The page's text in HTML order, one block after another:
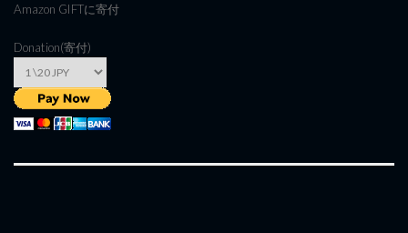
Amazon GIFTに寄付
Donation(寄付)